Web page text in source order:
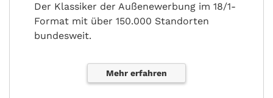
Der Klassiker der Außenewerbung im 18/1-
Format mit über 150.000 Standorten
bundesweit.
Mehr erfahren